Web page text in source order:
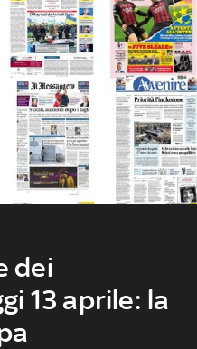
dei
13 aprile: la